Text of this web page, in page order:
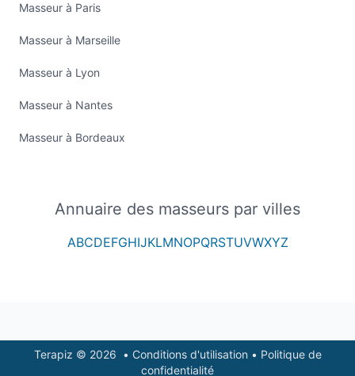
Masseur à Paris
Masseur à Marseille
Masseur à Lyon
Masseur à Nantes
Masseur à Bordeaux
Annuaire des masseurs par villes
ABCDEFGHIJKLMNOPQRSTUVWXYZ
FooterTerapiz © 2026 • Conditions d'utilisation • Politique de
confidentialité